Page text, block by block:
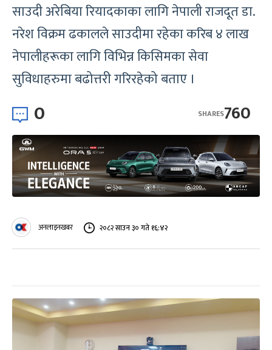
साउदी अरेबिया रियादकाका लागि नेपाली राजदूत डा.
नरेश विक्रम ढकालले साउदीमा रहेका करिब ४ लाख
नेपालीहरूका लागि विभिन्न किसिमका सेवा
सुविधाहरुमा बढोत्तरी गरिरहेको बताए ।
0 760
SHARES
अनलाइनखबर २०८२ साउन ३० गते १६:४२